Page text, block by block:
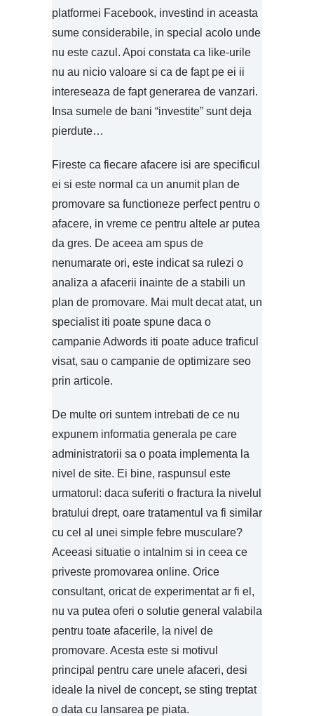
platformei Facebook, investind in aceasta
sume considerabile, in special acolo unde
nu este cazul. Apoi constata ca like-urile
nu au nicio valoare si ca de fapt pe ei ii
intereseaza de fapt generarea de vanzari.
Insa sumele de bani “investite” sunt deja
pierdute…
Fireste ca fiecare afacere isi are specificul
ei si este normal ca un anumit plan de
promovare sa functioneze perfect pentru o
afacere, in vreme ce pentru altele ar putea
da gres. De aceea am spus de
nenumarate ori, este indicat sa rulezi o
analiza a afacerii inainte de a stabili un
plan de promovare. Mai mult decat atat, un
specialist iti poate spune daca o
campanie Adwords iti poate aduce traficul
visat, sau o campanie de optimizare seo
prin articole.
De multe ori suntem intrebati de ce nu
expunem informatia generala pe care
administratorii sa o poata implementa la
nivel de site. Ei bine, raspunsul este
urmatorul: daca suferiti o fractura la nivelul
bratului drept, oare tratamentul va fi similar
cu cel al unei simple febre musculare?
Aceeasi situatie o intalnim si in ceea ce
priveste promovarea online. Orice
consultant, oricat de experimentat ar fi el,
nu va putea oferi o solutie general valabila
pentru toate afacerile, la nivel de
promovare. Acesta este si motivul
principal pentru care unele afaceri, desi
ideale la nivel de concept, se sting treptat
o data cu lansarea pe piata.